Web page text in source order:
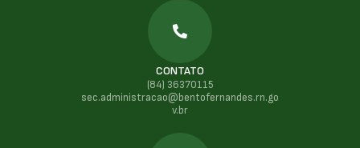
CONTATO
(84) 36370115
sec.administracao@bentofernandes.rn.go
v.br